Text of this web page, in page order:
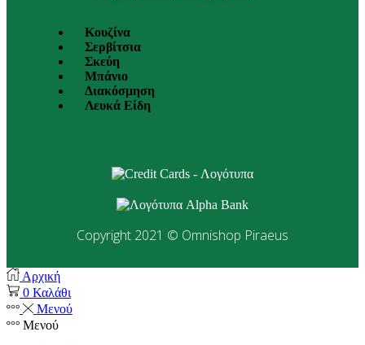
Κουζίνα
Σερβίτσια
Σκεύη
Μπάνιο
Διακόσμηση
Λευκά Είδη
Copyright 2021 © Omnishop Piraeus
Αρχική
0 Καλάθι
Μενού
Μενού